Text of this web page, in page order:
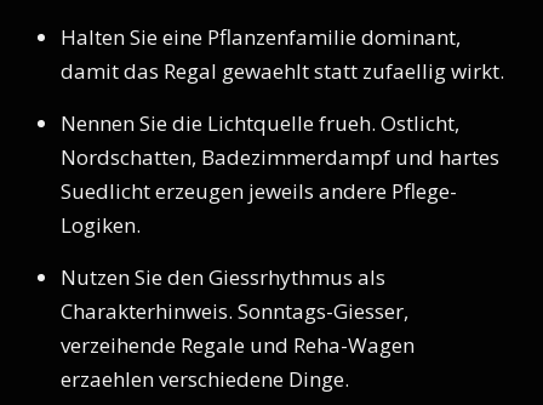
Halten Sie eine Pflanzenfamilie dominant,
damit das Regal gewaehlt statt zufaellig wirkt.
Nennen Sie die Lichtquelle frueh. Ostlicht,
Nordschatten, Badezimmerdampf und hartes
Suedlicht erzeugen jeweils andere Pflege-
Logiken.
Nutzen Sie den Giessrhythmus als
Charakterhinweis. Sonntags-Giesser,
verzeihende Regale und Reha-Wagen
erzaehlen verschiedene Dinge.